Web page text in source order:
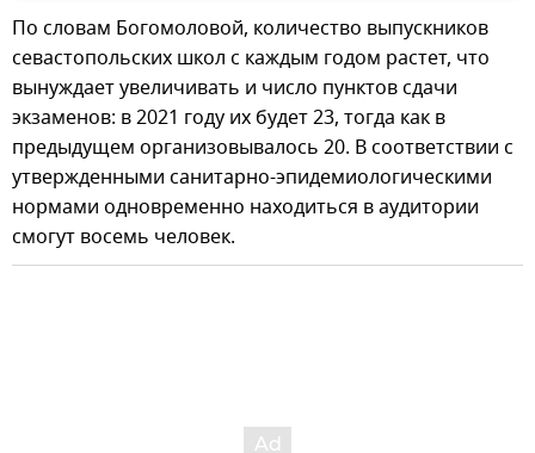
По словам Богомоловой, количество выпускников
севастопольских школ с каждым годом растет, что
вынуждает увеличивать и число пунктов сдачи
экзаменов: в 2021 году их будет 23, тогда как в
предыдущем организовывалось 20. В соответствии с
утвержденными санитарно-эпидемиологическими
нормами одновременно находиться в аудитории
смогут восемь человек.